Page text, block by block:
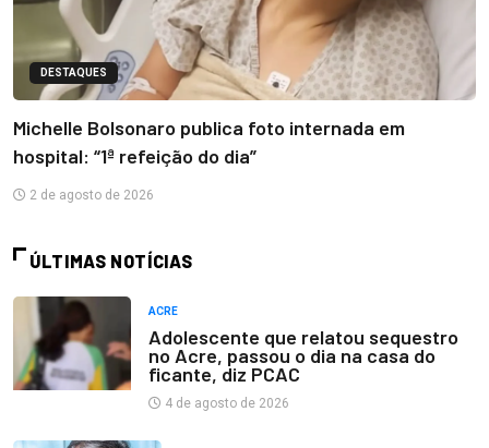
DESTAQUES
Michelle Bolsonaro publica foto internada em
hospital: “1ª refeição do dia”
2 de agosto de 2026
ÚLTIMAS NOTÍCIAS
ACRE
Adolescente que relatou sequestro
no Acre, passou o dia na casa do
ficante, diz PCAC
4 de agosto de 2026